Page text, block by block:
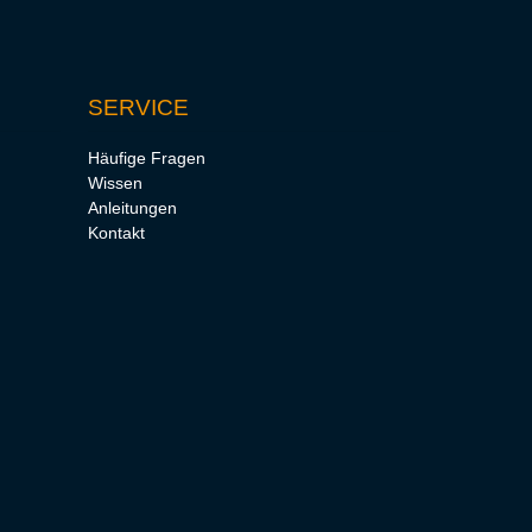
SERVICE
Häufige Fragen
Wissen
Anleitungen
Kontakt